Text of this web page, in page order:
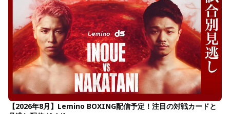
【2026年8月】Lemino BOXING配信予定！注目の対戦カードと